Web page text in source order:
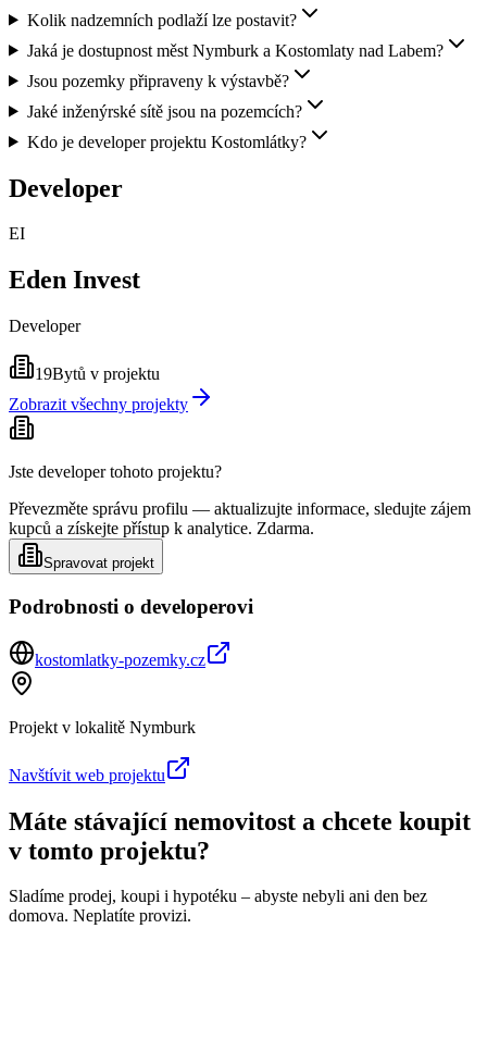
Kolik nadzemních podlaží lze postavit?
Jaká je dostupnost měst Nymburk a Kostomlaty nad Labem?
Jsou pozemky připraveny k výstavbě?
Jaké inženýrské sítě jsou na pozemcích?
Kdo je developer projektu Kostomlátky?
Developer
EI
Eden Invest
Developer
19Bytů v projektu
Zobrazit všechny projekty
Jste developer tohoto projektu?
Převezměte správu profilu — aktualizujte informace, sledujte zájem
kupců a získejte přístup k analytice. Zdarma.
Spravovat projekt
Podrobnosti o developerovi
kostomlatky-pozemky.cz
Projekt v lokalitě Nymburk
Navštívit web projektu
Máte stávající nemovitost a chcete koupit
v tomto projektu?
Sladíme prodej, koupi i hypotéku – abyste nebyli ani den bez
domova. Neplatíte provizi.